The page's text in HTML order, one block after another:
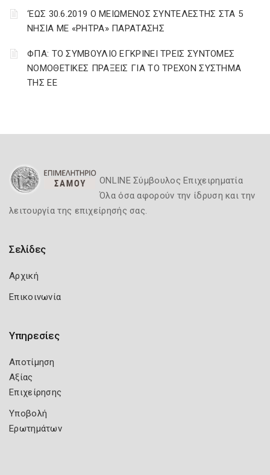
‘ΕΩΣ 30.6.2019 Ο ΜΕΙΩΜΕΝΟΣ ΣΥΝΤΕΛΕΣΤΗΣ ΣΤΑ 5
ΝΗΣΙΑ ΜΕ «ΡΗΤΡΑ» ΠΑΡΑΤΑΣΗΣ
ΦΠΑ: ΤΟ ΣΥΜΒΟΥΛΙΟ ΕΓΚΡΙΝΕΙ ΤΡΕΙΣ ΣΥΝΤΟΜΕΣ
ΝΟΜΟΘΕΤΙΚΕΣ ΠΡΑΞΕΙΣ ΓΙΑ ΤΟ ΤΡΕΧΟΝ ΣΥΣΤΗΜΑ
ΤΗΣ ΕΕ
ONLINE Σύμβουλος Επιχειρηματία
Όλα όσα αφορούν την ίδρυση και την
λειτουργία της επιχείρησής σας.
Σελίδες
Αρχική
Επικοινωνία
Υπηρεσίες
Αποτίμηση
Αξίας
Επιχείρησης
Υποβολή
Ερωτημάτων